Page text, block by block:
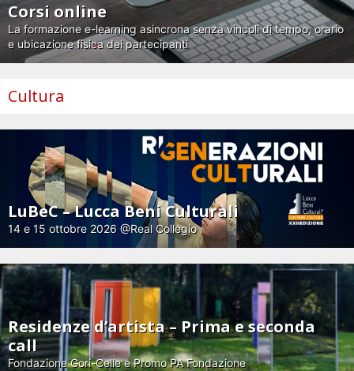
Corsi online
La formazione e-learning asincrona senza vincoli di tempo, orario
e ubicazione fisica dei partecipanti
Cultura
LuBeC – Lucca Beni Culturali
14 e 15 ottobre 2026 @Real Collegio
Residenze d’artista – Prima e seconda
call
Fondazione Gori-Celle e Promo PA Fondazione